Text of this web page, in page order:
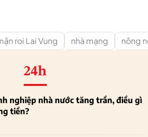
roi Lai Vung nhà mạng nông
24h
nghiệp nhà nước tăng trần, điều gì
tiền?